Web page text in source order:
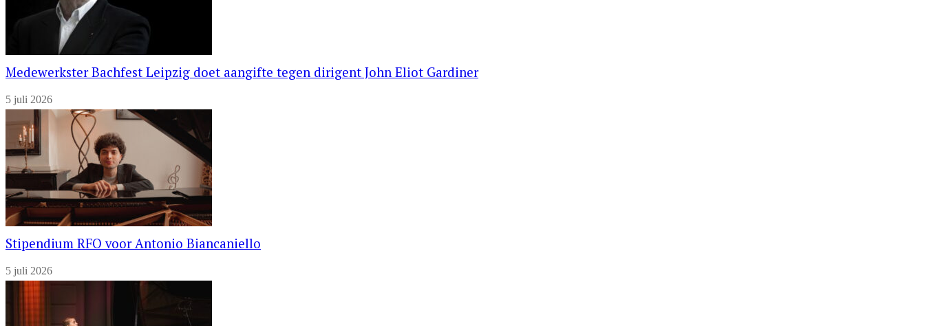
Medewerkster Bachfest Leipzig doet aangifte tegen dirigent John Eliot Gardiner
5 juli 2026
Stipendium RFO voor Antonio Biancaniello
5 juli 2026